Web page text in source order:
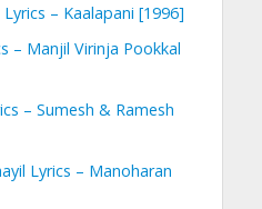
– Kaalapani [1996]
– Manjil Virinja Pookkal
– Sumesh & Ramesh
Lyrics – Manoharan